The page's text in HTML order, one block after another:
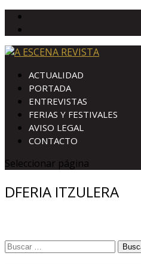
ACTUALIDAD
PORTADA
ENTREVISTAS
FERIAS Y FESTIVALES
AVISO LEGAL
CONTACTO
Seleccionar página
DFERIA ITZULERA
Buscar: